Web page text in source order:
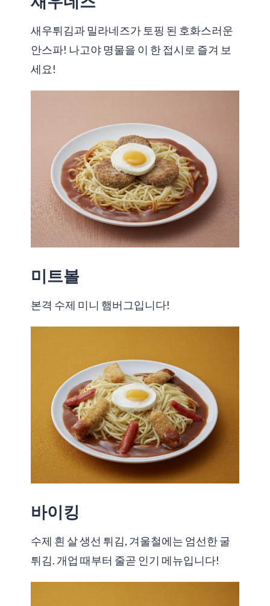
새우튀김과 밀라네즈가 토핑 된 호화스러운
안스파! 나고야 명물을 이 한 접시로 즐겨 보
세요!
미트볼
본격 수제 미니 햄버그입니다!
바이킹
수제 흰 살 생선 튀김, 겨울철에는 엄선한 굴
튀김. 개업 때부터 줄곧 인기 메뉴입니다!